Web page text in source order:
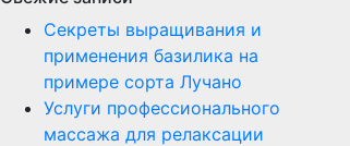
Секреты выращивания и
применения базилика на
примере сорта Лучано
Услуги профессионального
массажа для релаксации